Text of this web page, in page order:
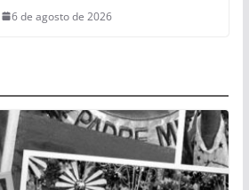
6 de agosto de 2026